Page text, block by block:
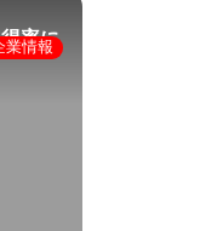
率に
業情報